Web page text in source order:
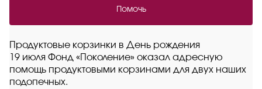
Помочь
Продуктовые корзинки в День рождения
19 июля Фонд «Поколение» оказал адресную
помощь продуктовыми корзинами для двух наших
подопечных.